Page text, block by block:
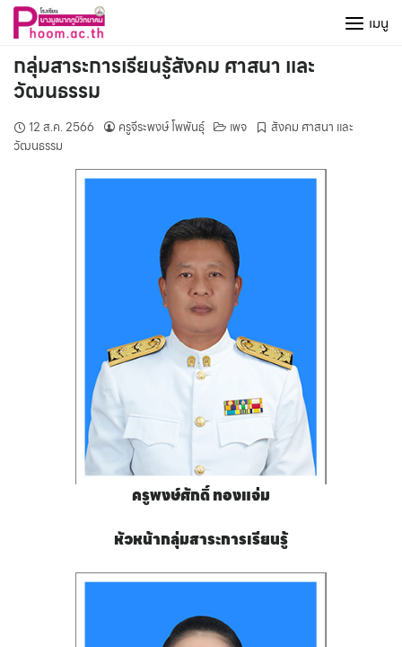
Skip
content
เมนู
กลุ่มสาระการเรียนรู้สังคม ศาสนา และ
วัฒนธรรม
12 ส.ค. 2566 ครูจีระพงษ์ โพพันธุ์ เพจ
สังคม ศาสนา และ
วัฒนธรรม
ครูพงษ์ศักดิ์ ทองแจ่ม
หัวหน้ากลุ่มสาระการเรียนรู้